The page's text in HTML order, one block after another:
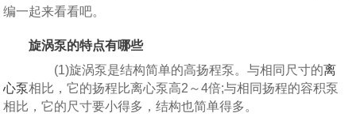
编一起来看看吧。
旋涡泵的特点有哪些
(1)旋涡泵是结构简单的高扬程泵。与相同尺寸的离
心泵相比，它的扬程比离心泵高2～4倍;与相同扬程的容积泵
相比，它的尺寸要小得多，结构也简单得多。